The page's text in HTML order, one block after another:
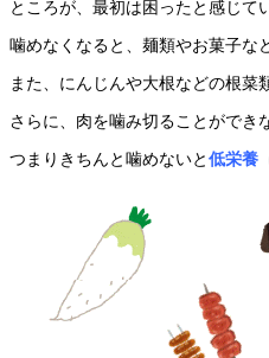
ところが、最初は困ったと感じて
噛めなくなると、麺類やお菓子な
また、にんじんや大根などの根菜
さらに、肉を噛み切ることができ
つまりきちんと噛めないと 低栄養